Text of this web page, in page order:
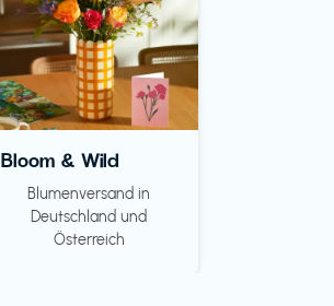
Bloom & Wild
Blumenversand in
Deutschland und
Österreich